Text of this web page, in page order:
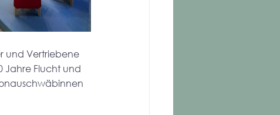
und Vertriebene
Jahre Flucht und